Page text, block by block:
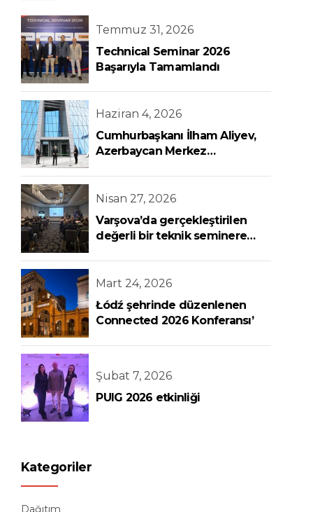
Temmuz 31, 2026
Technical Seminar 2026
Başarıyla Tamamlandı
Haziran 4, 2026
Cumhurbaşkanı İlham Aliyev,
Azerbaycan Merkez
Nisan 27, 2026
Varşova’da gerçekleştirilen
değerli bir teknik seminere
Mart 24, 2026
Łódź şehrinde düzenlenen
Connected 2026 Konferansı’
Şubat 7, 2026
PUIG 2026 etkinliği
Kategoriler
Dağıtım